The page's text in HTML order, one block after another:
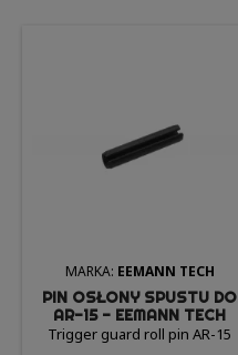
MARKA: EEMANN TECH
PIN OSŁONY SPUSTU DO
AR-15 - EEMANN TECH
Trigger guard roll pin AR-15